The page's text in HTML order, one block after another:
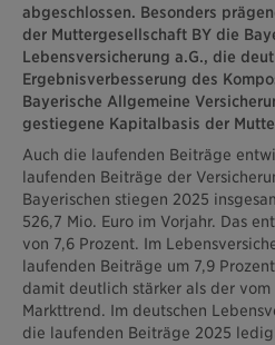
abgeschlossen. Besonders
der Muttergesellschaft BY die
Lebensversicherung a.G., die
Ergebnisverbesserung des
Bayerische Allgemeine
gestiegene Kapitalbasis der
Auch die laufenden Beiträge
laufenden Beiträge der
Bayerischen stiegen 2025
526,7 Mio. Euro im Vorjahr. Das
von 7,6 Prozent. Im
laufenden Beiträge um 7,9
damit deutlich stärker als der vom
Markttrend. Im deutschen
die laufenden Beiträge 2025